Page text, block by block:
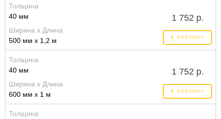
Толщина
40 мм
Ширина x Длина
500 мм x 1,2 м
1 752 р.
В КОРЗИНУ
Толщина
40 мм
Ширина x Длина
600 мм x 1 м
1 752 р.
В КОРЗИНУ
Толщина